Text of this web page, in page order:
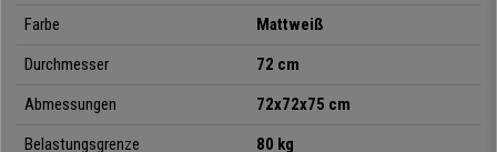
Fürzusätzliche Stabilität
sorgen die schräg angeordneten Beine,
während die verstellbaren Füße Unebenheiten im Boden problemlos
Kratzern, sodass das Modell vielseitig und flexibel in Büro,
Farbe
Mattweiß
Durchmesser
72 cm
Abmessungen
72x72x75 cm
Belastungsgrenze
80 kg